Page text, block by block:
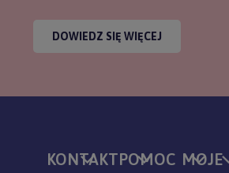
DOWIEDZ SIĘ WIĘCEJ
KONTAKTPOMOC MOJE